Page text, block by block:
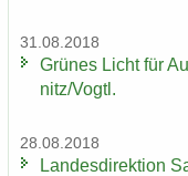
31.08.2018
Grü­nes Licht für
nitz/Vogtl.
28.08.2018
Lan­des­di­rek­ti­on